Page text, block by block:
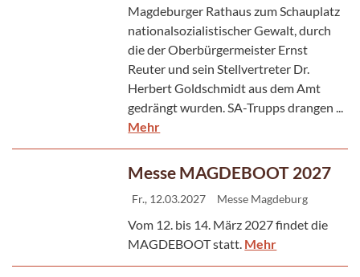
Magdeburger Rathaus zum Schauplatz
nationalsozialistischer Gewalt, durch
die der Oberbürgermeister Ernst
Reuter und sein Stellvertreter Dr.
Herbert Goldschmidt aus dem Amt
gedrängt wurden. SA-Trupps drangen ...
Mehr
Messe MAGDEBOOT 2027
Fr., 12.03.2027 Messe Magdeburg
Vom 12. bis 14. März 2027 findet die
MAGDEBOOT statt. Mehr